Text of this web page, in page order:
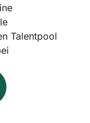
Talentpool